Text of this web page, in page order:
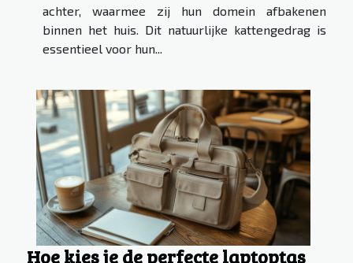
achter, waarmee zij hun domein afbakenen
binnen het huis. Dit natuurlijke kattengedrag is
essentieel voor hun...
Hoe kies je de perfecte laptoptas